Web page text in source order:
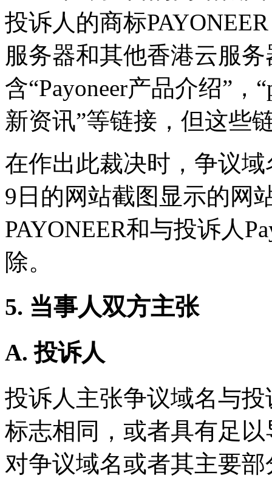
投诉人的商标
服务器和其他香港云服
含“Payoneer产品介绍”，
新资讯”等链接，但这些
在作出此裁决时，争议
9日的网站截图显示的网
PAYONEER和与投诉人
除。
5. 当事人双方主张
A. 投诉人
投诉人主张争议域名与
标志相同，或者具有足
对争议域名或者其主要